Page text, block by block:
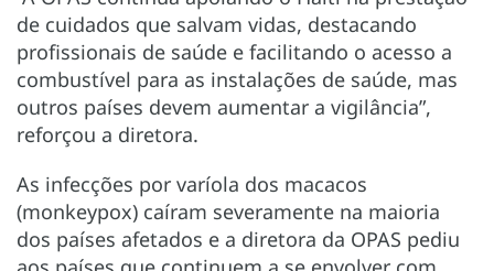
de cuidados que salvam vidas, destacando
profissionais de saúde e facilitando o acesso a
combustível para as instalações de saúde, mas
outros países devem aumentar a vigilância”,
reforçou a diretora.
As infecções por varíola dos macacos
(monkeypox) caíram severamente na maioria
dos países afetados e a diretora da OPAS pediu